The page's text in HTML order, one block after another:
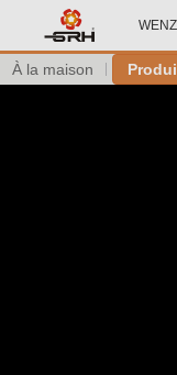
À la maison